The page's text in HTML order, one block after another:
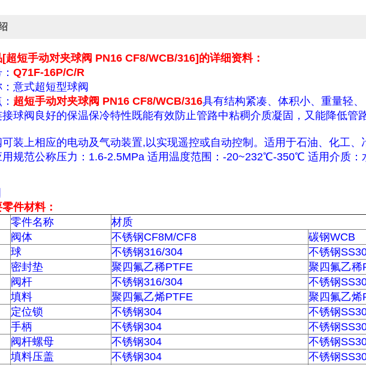
超短手动对夹球阀 PN16 CF8/WCB/316]的详细资料：
Q71F-16P/C/R
意式超短型球阀
超短手动对夹球阀 PN16 CF8/WCB/316具有结构紧凑、体积小、重量轻
球阀良好的保温保冷特性既能有效防止管路中粘稠介质凝固，又能降低管
装上相应的电动及气动装置,以实现遥控或自动控制。适用于石油、化工
规范公称压力：1.6-2.5MPa 适用温度范围：-20~232℃-350℃ 适用介质：
件材料：
零件名称
材质
阀体 不锈钢CF8M/CF8
碳钢WCB
球 不锈钢316/304
不锈钢
密封垫 聚四氟乙稀PTFE
聚四氟乙稀
阀杆 不锈钢316/304
不锈钢
填料 聚四氟乙烯PTFE
聚四氟乙烯
定位锁 不锈钢304
不锈钢
手柄 不锈钢304
不锈钢
阀杆螺母 不锈钢304
不锈钢
填料压盖 不锈钢304
不锈钢